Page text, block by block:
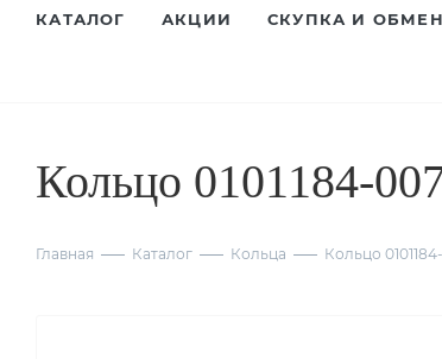
КАТАЛОГ АКЦИИ СКУПКА И ОБМЕН
Кольцо 0101184-
Главная Каталог Кольца Кольцо